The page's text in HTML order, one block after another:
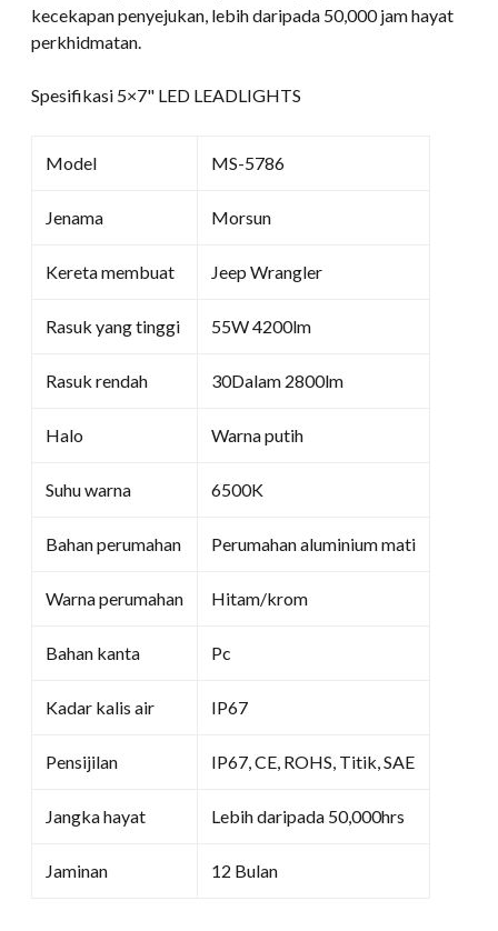
kecekapan penyejukan, lebih daripada 50,000 jam hayat
perkhidmatan.
Spesifikasi 5×7" LED LEADLIGHTS
Model MS-5786
Jenama Morsun
Kereta membuat Jeep Wrangler
Rasuk yang tinggi 55W 4200lm
Rasuk rendah 30Dalam 2800lm
Halo Warna putih
Suhu warna 6500K
Bahan perumahan Perumahan aluminium mati
Warna perumahan Hitam/krom
Bahan kanta Pc
Kadar kalis air IP67
Pensijilan IP67, CE, ROHS, Titik, SAE
Jangka hayat Lebih daripada 50,000hrs
Jaminan 12 Bulan